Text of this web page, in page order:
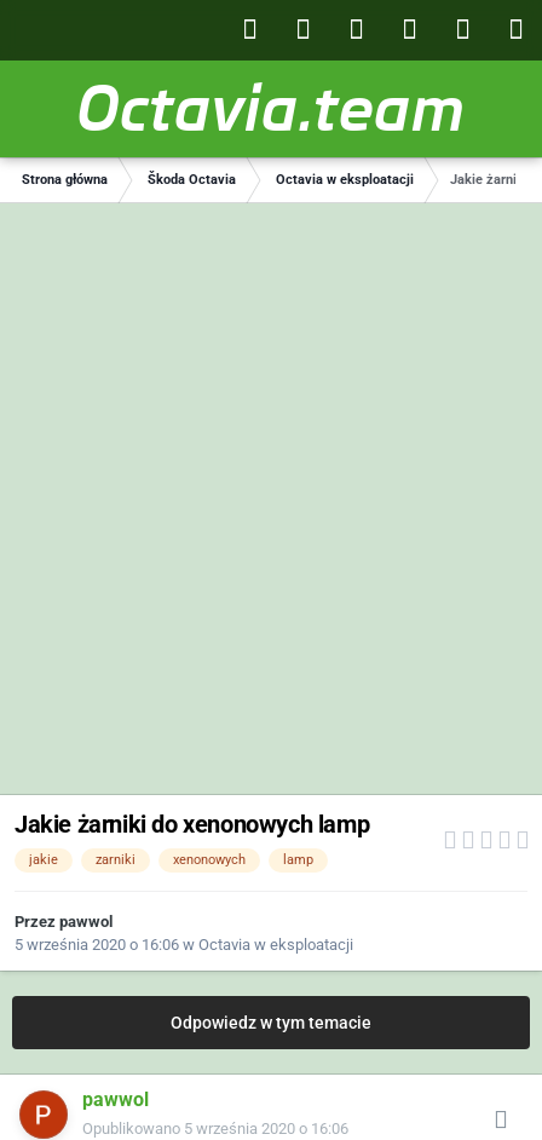
Octavia.team
Strona główna Škoda Octavia Octavia w eksploatacji Jakie żarniki
Jakie żarniki do xenonowych lamp
jakie zarniki xenonowych lamp
Przez pawwol
5 września 2020 o 16:06 w Octavia w eksploatacji
Odpowiedz w tym temacie
pawwol
Opublikowano 5 września 2020 o 16:06